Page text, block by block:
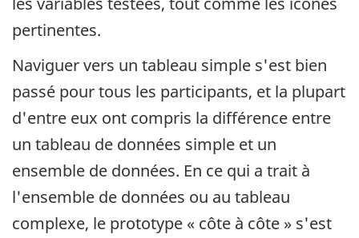
pertinentes.
Naviguer vers un tableau simple s'est bien
passé pour tous les participants, et la plupart
d'entre eux ont compris la différence entre
un tableau de données simple et un
ensemble de données. En ce qui a trait à
l'ensemble de données ou au tableau
complexe, le prototype « côte à côte » s'est